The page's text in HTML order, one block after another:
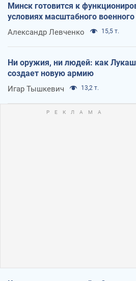
Минск готовится к
условиях масштабного военного
Александр Левченко 15,5 т.
Ни оружия, ни людей: как
создает новую армию
Игар Тышкевич 13,2 т.